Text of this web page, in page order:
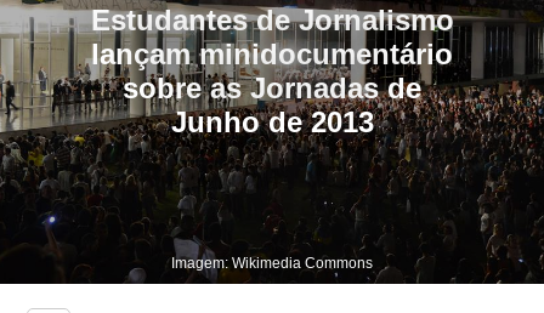
Estudantes de Jornalismo
lançam minidocumentário
sobre as Jornadas de
Junho de 2013
Imagem: Wikimedia Commons